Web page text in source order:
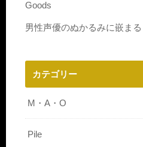
Goods
男性声優のぬかるみに嵌まる
カテゴリー
M・A・O
Pile